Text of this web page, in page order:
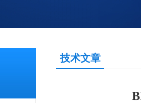
技术文章